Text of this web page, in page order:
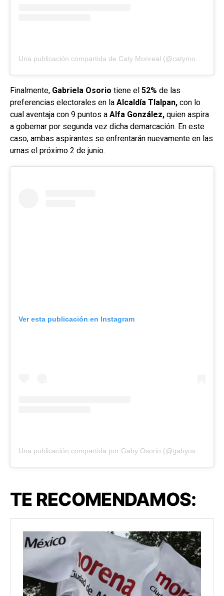
Finalmente, Gabriela Osorio tiene el 52% de las
preferencias electorales en la Alcaldía Tlalpan, con lo
cual aventaja con 9 puntos a Alfa González, quien aspira
a gobernar por segunda vez dicha demarcación. En este
caso, ambas aspirantes se enfrentarán nuevamente en las
urnas el próximo 2 de junio.
Ver esta publicación en Instagram
TE RECOMENDAMOS: